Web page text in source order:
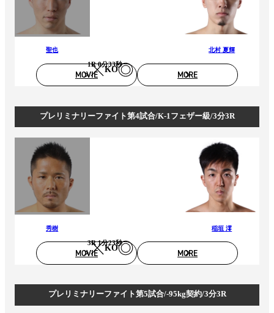
聖也
KO
1R 0分33秒
北村 夏輝
MOVIE MORE
プレリミナリーファイト第4試合/K-1フェザー級/3分3R
秀樹
KO
3R 1分23秒
稲垣 澪
MOVIE MORE
プレリミナリーファイト第5試合/-95kg契約/3分3R